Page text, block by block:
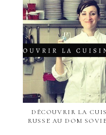
DÉCOUVRIR LA
RUSSE AU DOM